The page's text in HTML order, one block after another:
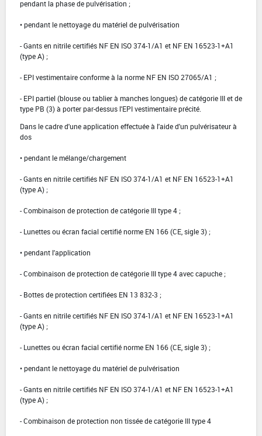
pendant la phase de pulvérisation ;
• pendant le nettoyage du matériel de pulvérisation
- Gants en nitrile certifiés NF EN ISO 374-1/A1 et NF EN 16523-1+A1
(type A) ;
- EPI vestimentaire conforme à la norme NF EN ISO 27065/A1 ;
- EPI partiel (blouse ou tablier à manches longues) de catégorie III et de
type PB (3) à porter par-dessus l'EPI vestimentaire précité.
Dans le cadre d'une application effectuée à l'aide d'un pulvérisateur à
dos
• pendant le mélange/chargement
- Gants en nitrile certifiés NF EN ISO 374-1/A1 et NF EN 16523-1+A1
(type A) ;
- Combinaison de protection de catégorie III type 4 ;
- Lunettes ou écran facial certifié norme EN 166 (CE, sigle 3) ;
• pendant l'application
- Combinaison de protection de catégorie III type 4 avec capuche ;
- Bottes de protection certifiées EN 13 832-3 ;
- Gants en nitrile certifiés NF EN ISO 374-1/A1 et NF EN 16523-1+A1
(type A) ;
- Lunettes ou écran facial certifié norme EN 166 (CE, sigle 3) ;
• pendant le nettoyage du matériel de pulvérisation
- Gants en nitrile certifiés NF EN ISO 374-1/A1 et NF EN 16523-1+A1
(type A) ;
- Combinaison de protection non tissée de catégorie III type 4